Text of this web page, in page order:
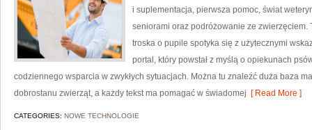
i suplementacja, pierwsza pomoc, świat
seniorami oraz podróżowanie ze zwierzęciem.
troska o pupile spotyka się z użytecznymi
portal, który powstał z myślą o opiekunach
codziennego wsparcia w zwykłych sytuacjach. Można tu znaleźć duża baza
dobrostanu zwierząt, a każdy tekst ma pomagać w świadomej [ Read More ]
CATEGORIES: NOWE TECHNOLOGIE